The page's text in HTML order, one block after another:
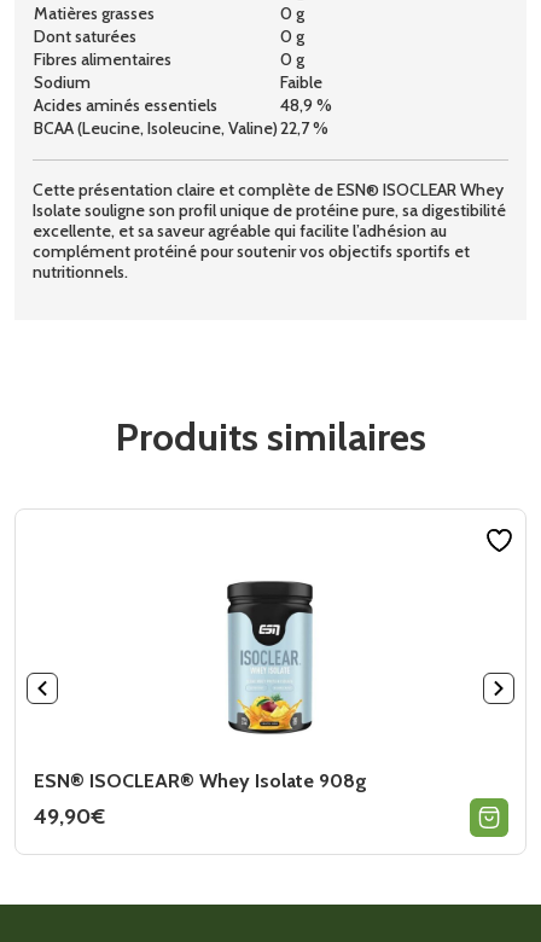
Matières grasses
0 g
Dont saturées
0 g
Fibres alimentaires
0 g
Sodium
Faible
Acides aminés essentiels
48,9 %
BCAA (Leucine, Isoleucine, Valine)22,7 %
Cette présentation claire et complète de ESN® ISOCLEAR Whey
Isolate souligne son profil unique de protéine pure, sa digestibilité
excellente, et sa saveur agréable qui facilite l’adhésion au
complément protéiné pour soutenir vos objectifs sportifs et
nutritionnels.
Produits similaires
ESN® ISOCLEAR® Whey Isolate 908g
49,90€
produit